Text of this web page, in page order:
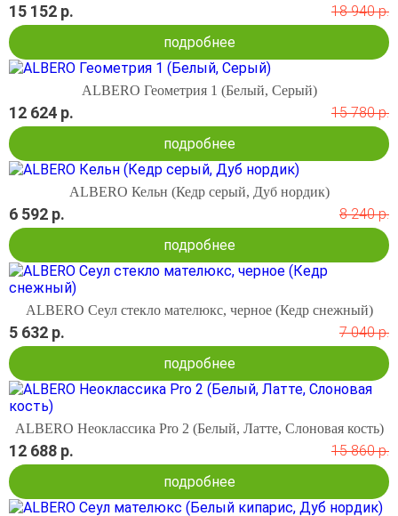
15 152 р.
18 940 р.
подробнее
ALBERO Геометрия 1 (Белый, Серый)
12 624 р.
15 780 р.
подробнее
ALBERO Кельн (Кедр серый, Дуб нордик)
6 592 р.
8 240 р.
подробнее
ALBERO Сеул стекло мателюкс, черное (Кедр снежный)
5 632 р.
7 040 р.
подробнее
ALBERO Неоклассика Pro 2 (Белый, Латте, Слоновая кость)
12 688 р.
15 860 р.
подробнее